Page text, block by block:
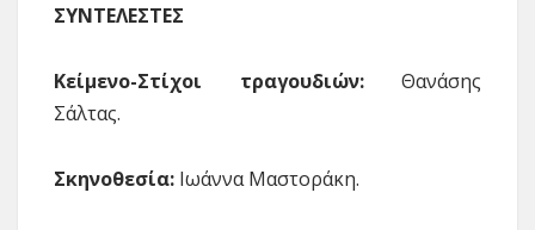
ΣΥΝΤΕΛΕΣΤΕΣ
Κείμενο-Στίχοι τραγουδιών:Θανάσης
Σάλτας.
Σκηνοθεσία: Ιωάννα Μαστοράκη.